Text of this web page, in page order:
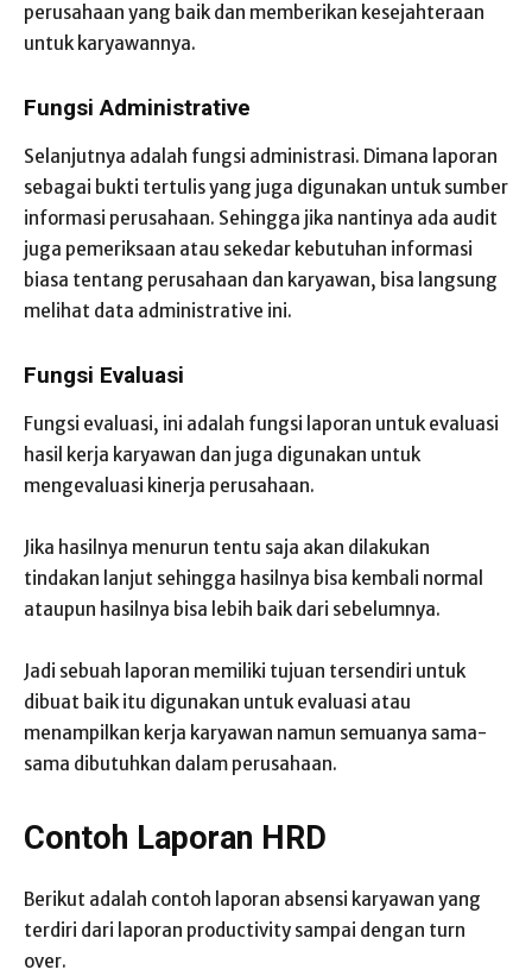
perusahaan yang baik dan memberikan kesejahteraan
untuk karyawannya.
Fungsi Administrative
Selanjutnya adalah fungsi administrasi. Dimana laporan
sebagai bukti tertulis yang juga digunakan untuk sumber
informasi perusahaan. Sehingga jika nantinya ada audit
juga pemeriksaan atau sekedar kebutuhan informasi
biasa tentang perusahaan dan karyawan, bisa langsung
melihat data administrative ini.
Fungsi Evaluasi
Fungsi evaluasi, ini adalah fungsi laporan untuk evaluasi
hasil kerja karyawan dan juga digunakan untuk
mengevaluasi kinerja perusahaan.
Jika hasilnya menurun tentu saja akan dilakukan
tindakan lanjut sehingga hasilnya bisa kembali normal
ataupun hasilnya bisa lebih baik dari sebelumnya.
Jadi sebuah laporan memiliki tujuan tersendiri untuk
dibuat baik itu digunakan untuk evaluasi atau
menampilkan kerja karyawan namun semuanya sama-
sama dibutuhkan dalam perusahaan.
Contoh Laporan HRD
Berikut adalah contoh laporan absensi karyawan yang
terdiri dari laporan productivity sampai dengan turn
over.